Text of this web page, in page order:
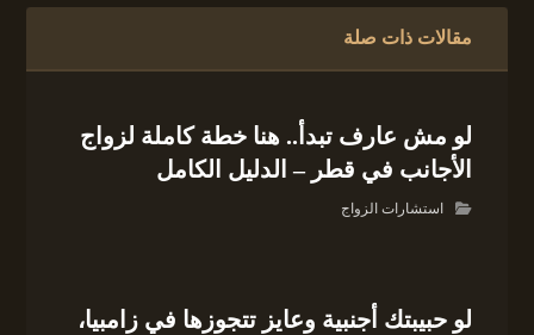
مقالات ذات صلة
لو مش عارف تبدأ.. هنا خطة كاملة لزواج
الأجانب في قطر – الدليل الكامل
استشارات الزواج
لو حبيبتك أجنبية وعايز تتجوزها في زامبيا،